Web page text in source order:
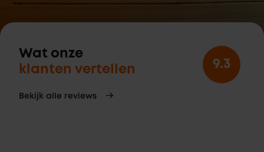
Wat onze
klanten vertellen
Bekijk alle reviews
9.3